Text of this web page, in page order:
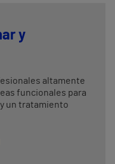
y
altamente
funcionales para
un tratamiento